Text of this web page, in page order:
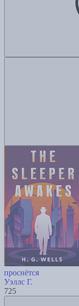
проснётся
Уэллс Г.
725